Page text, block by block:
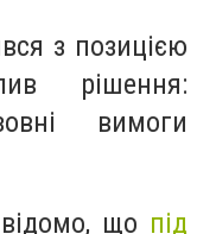
з позицією
рішення:
вимоги
що під